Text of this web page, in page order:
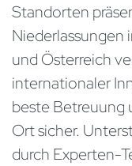
Standorten
Niederlassungen
und Österreich
internationaler
beste Betreuung
Ort sicher.
durch Experten-